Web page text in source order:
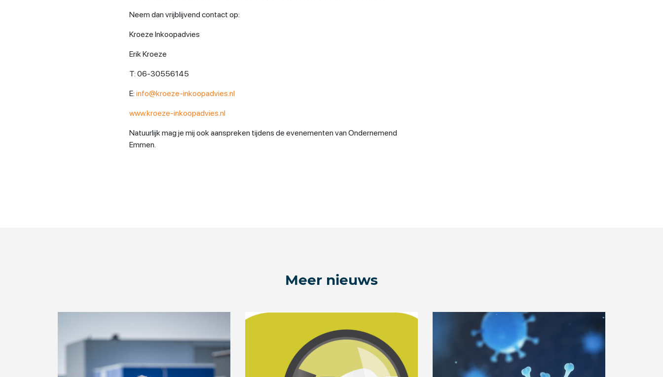
Neem dan vrijblijvend contact op:
Kroeze Inkoopadvies
Erik Kroeze
T: 06-30556145
E: info@kroeze-inkoopadvies.nl
www.kroeze-inkoopadvies.nl
Natuurlijk mag je mij ook aanspreken tijdens de evenementen van Ondernemend
Emmen.
Meer nieuws